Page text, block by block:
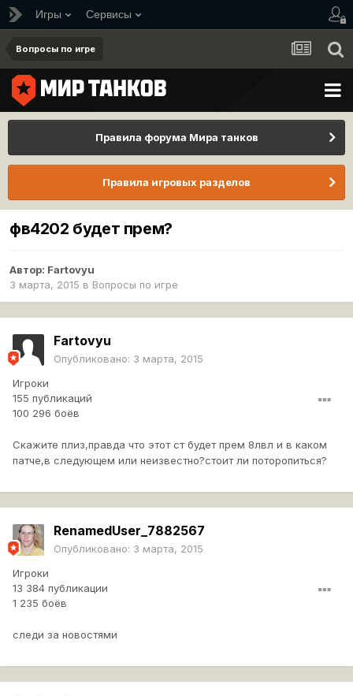
Игры Сервисы
Вопросы по игре
Правила форума Мира танков
Правила игровых разделов
фв4202 будет прем?
Автор: Fartovyu
3 марта, 2015 в Вопросы по игре
Fartovyu
Опубликовано: 3 марта, 2015
Игроки
155 публикаций
100 296 боёв
Скажите плиз,правда что этот ст будет прем 8лвл и в каком
патче,в следующем или неизвестно?стоит ли поторопиться?
RenamedUser_7882567
Опубликовано: 3 марта, 2015
Игроки
13 384 публикации
1 235 боёв
следи за новостями